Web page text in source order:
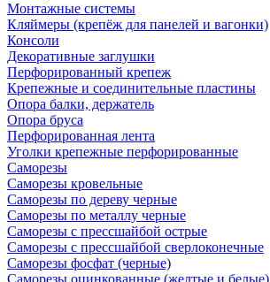
Монтажные системы
Кляймеры (крепёж для панелей и вагонки)
Консоли
Декоративные заглушки
Перфорированный крепеж
Крепежные и соединительные пластины
Опора балки, держатель
Опора бруса
Перфорированная лента
Уголки крепежные перфорированные
Саморезы
Саморезы кровельные
Саморезы по дереву черные
Саморезы по металлу черные
Саморезы с прессшайбой острые
Саморезы с прессшайбой сверлоконечные
Саморезы фосфат (черные)
Саморезы оцинкованные (желтые и белые)